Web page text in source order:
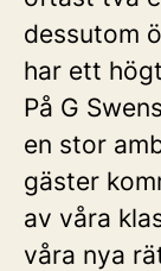
dessutom
har ett
På G
en stor
gäster
av våra
våra nya